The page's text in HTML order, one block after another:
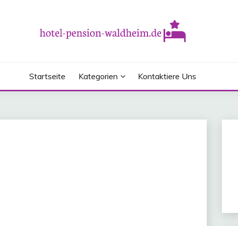
Startseite Kategorien Kontaktiere Uns